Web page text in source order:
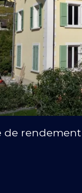
de rendement